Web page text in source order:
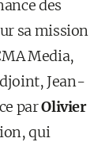
des
sa mission
Media,
Jean-
parOlivier
qui